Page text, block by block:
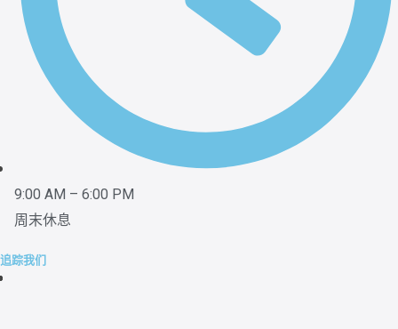
9:00 AM – 6:00 PM
周末休息
追踪我们